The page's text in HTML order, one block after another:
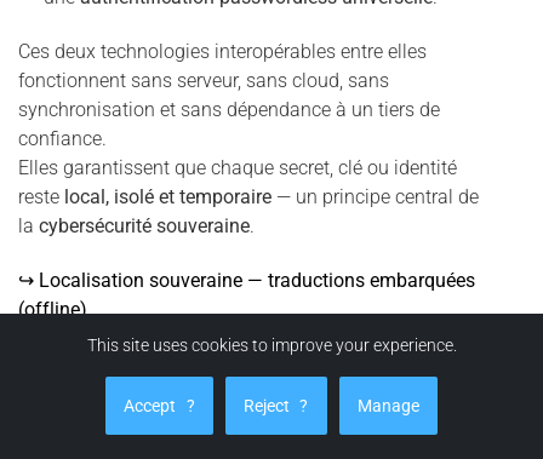
Ces deux technologies interopérables entre elles
fonctionnent sans serveur, sans cloud, sans
synchronisation et sans dépendance à un tiers de
confiance.
Elles garantissent que chaque secret, clé ou identité
reste local, isolé et temporaire — un principe central de
la cybersécurité souveraine.
↪ Localisation souveraine — traductions embarquées
(offline)
14 languessupportées nativement, dont l’arabe
(UI/UX et contenus d’aide).
Traductions embarquées: aucune connexion réseau
This site uses cookies to improve your experience.
Accept ? Reject ? Manage